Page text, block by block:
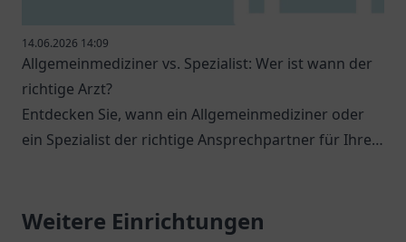
14.06.2026 14:09
Allgemeinmediziner vs. Spezialist: Wer ist wann der
richtige Arzt?
Entdecken Sie, wann ein Allgemeinmediziner oder
ein Spezialist der richtige Ansprechpartner für Ihre
Weitere Einrichtungen